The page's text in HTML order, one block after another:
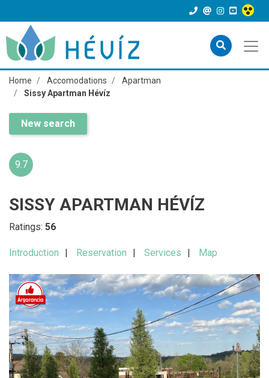
Home Accomodations
Apartman
Sissy Apartman Hévíz
New search
9.7
SISSY APARTMAN HÉVÍZ
Ratings: 56
Introduction Reservation Services Map